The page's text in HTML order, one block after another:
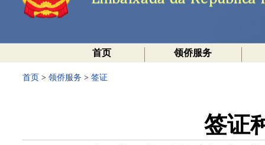
首页 领侨服务
首页 > 领侨服务 > 签证
签证